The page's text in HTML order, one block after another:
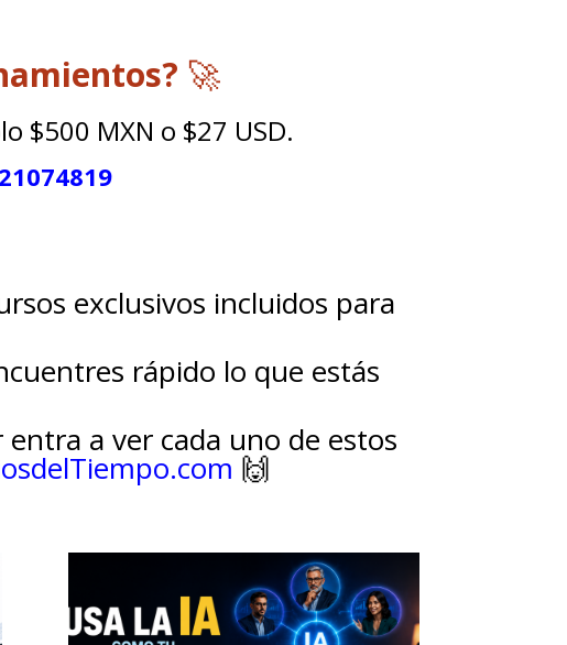
🚀
$500 MXN o $27 USD.
exclusivos incluidos para
rápido lo que estás
a ver cada uno de estos
🙌